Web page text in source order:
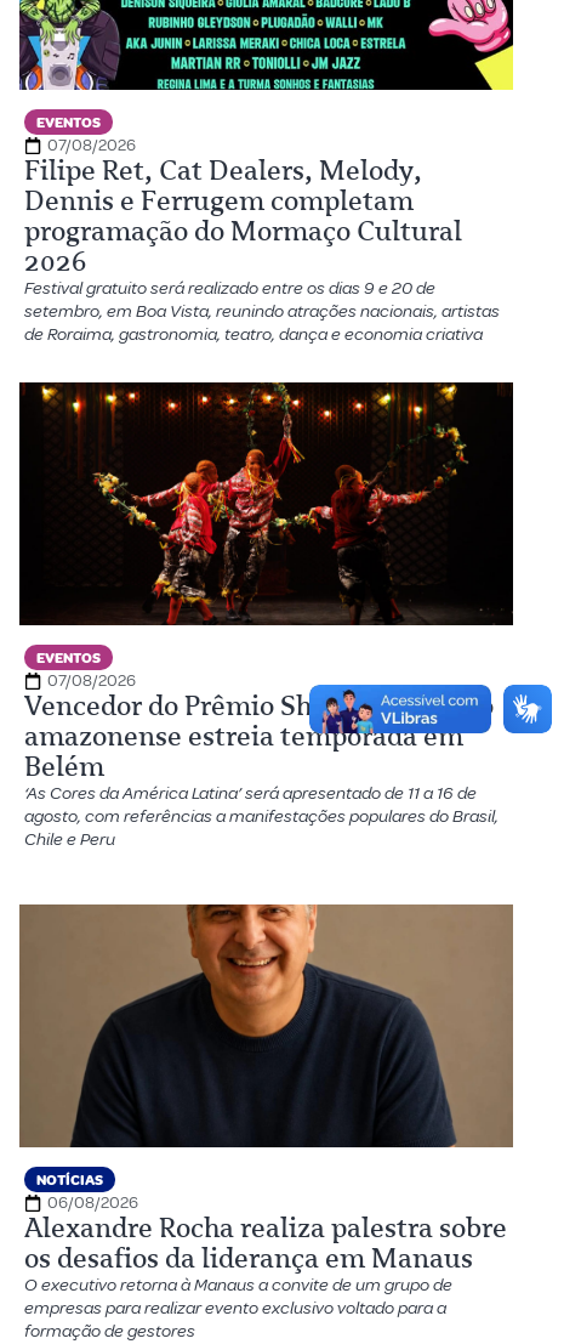
EVENTOS
07/08/2026
Filipe Ret, Cat Dealers, Melody,
Dennis e Ferrugem completam
programação do Mormaço Cultural
2026
Festival gratuito será realizado entre os dias 9 e 20 de
setembro, em Boa Vista, reunindo atrações nacionais, artistas
de Roraima, gastronomia, teatro, dança e economia criativa
EVENTOS
07/08/2026
Vencedor do Prêmio Shell, espetáculo
amazonense estreia temporada em
Belém
‘As Cores da América Latina’ será apresentado de 11 a 16 de
agosto, com referências a manifestações populares do Brasil,
Chile e Peru
NOTÍCIAS
06/08/2026
Alexandre Rocha realiza palestra sobre
os desafios da liderança em Manaus
O executivo retorna à Manaus a convite de um grupo de
empresas para realizar evento exclusivo voltado para a
formação de gestores